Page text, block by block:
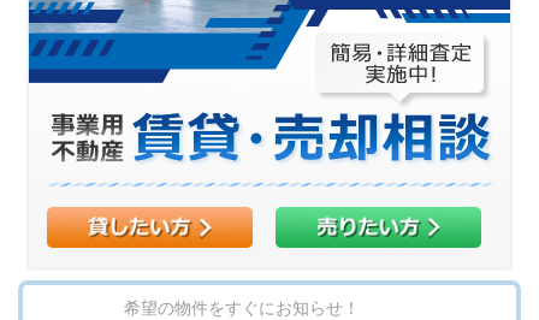
希望の物件をすぐにお知らせ！